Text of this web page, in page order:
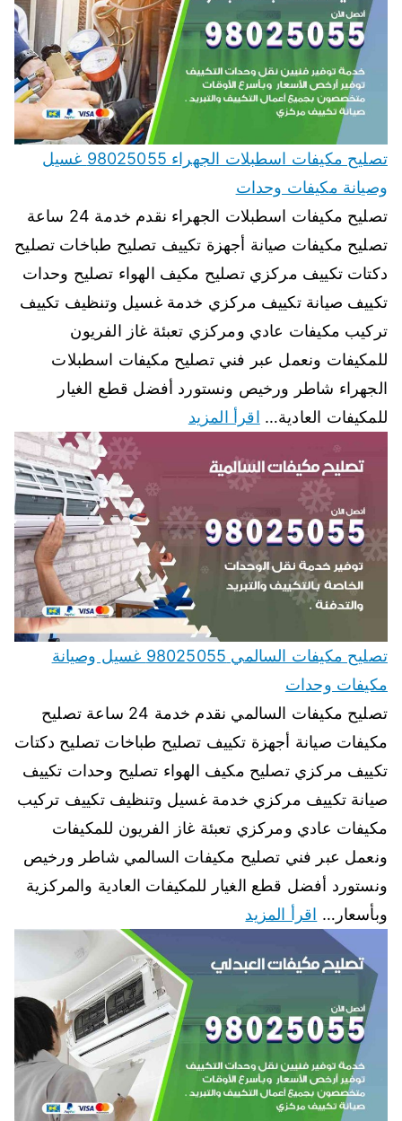
تصليح مكيفات اسطبلات الجهراء 98025055 غسيل
وصيانة مكيفات وحدات
تصليح مكيفات اسطبلات الجهراء نقدم خدمة 24 ساعة
تصليح مكيفات صيانة أجهزة تكييف تصليح طباخات تصليح
دكتات تكييف مركزي تصليح مكيف الهواء تصليح وحدات
تكييف صيانة تكييف مركزي خدمة غسيل وتنظيف تكييف
تركيب مكيفات عادي ومركزي تعبئة غاز الفريون
للمكيفات ونعمل عبر فني تصليح مكيفات اسطبلات
الجهراء شاطر ورخيص ونستورد أفضل قطع الغيار
للمكيفات العادية… اقرأ المزيد
تصليح مكيفات السالمي 98025055 غسيل وصيانة
مكيفات وحدات
تصليح مكيفات السالمي نقدم خدمة 24 ساعة تصليح
مكيفات صيانة أجهزة تكييف تصليح طباخات تصليح دكتات
تكييف مركزي تصليح مكيف الهواء تصليح وحدات تكييف
صيانة تكييف مركزي خدمة غسيل وتنظيف تكييف تركيب
مكيفات عادي ومركزي تعبئة غاز الفريون للمكيفات
ونعمل عبر فني تصليح مكيفات السالمي شاطر ورخيص
ونستورد أفضل قطع الغيار للمكيفات العادية والمركزية
وبأسعار… اقرأ المزيد